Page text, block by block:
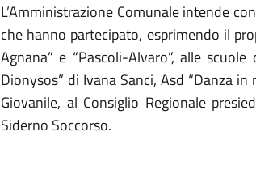
L’Amministrazione Comunale intende
che hanno partecipato, esprimendo il
Agnana” e “Pascoli-Alvaro”, alle
Dionysos” di Ivana Sanci, Asd “Danza
Giovanile, al Consiglio Regionale
Siderno Soccorso.